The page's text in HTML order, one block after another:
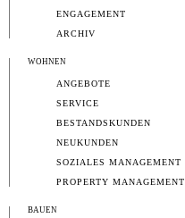
ENGAGEMENT
ARCHIV
WOHNEN
ANGEBOTE
SERVICE
BESTANDSKUNDEN
NEUKUNDEN
SOZIALES MANAGEMENT
PROPERTY MANAGEMENT
BAUEN